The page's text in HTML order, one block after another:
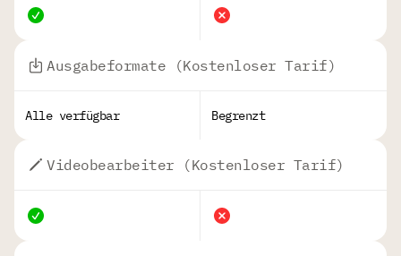
Ausgabeformate (Kostenloser Tarif)
Alle verfügbar Begrenzt
Videobearbeiter (Kostenloser Tarif)